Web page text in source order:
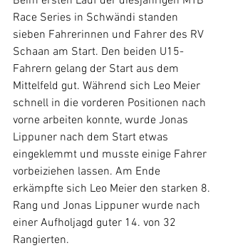
Race Series in Schwändi standen
sieben Fahrerinnen und Fahrer des RV
Schaan am Start. Den beiden U15-
Fahrern gelang der Start aus dem
Mittelfeld gut. Während sich Leo Meier
schnell in die vorderen Positionen nach
vorne arbeiten konnte, wurde Jonas
Lippuner nach dem Start etwas
eingeklemmt und musste einige Fahrer
vorbeiziehen lassen. Am Ende
erkämpfte sich Leo Meier den starken 8.
Rang und Jonas Lippuner wurde nach
einer Aufholjagd guter 14. von 32
Rangierten.